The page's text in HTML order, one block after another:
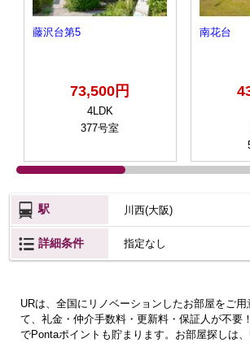
藤沢台第5
73,500円
4LDK
377号室
南花台
駅 川西(大阪)
詳細条件 指定なし
URは、全国にリノベーションしたお部屋をご
て、礼金・仲介手数料・更新料・保証人が不要
でPontaポイントも貯まります。お部屋探しは、